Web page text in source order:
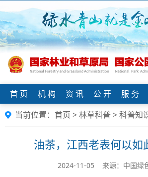
首 页 机 构 资 讯 公 开 服 务
当前位置： 首页 >林草科普>科普知
油茶，江西老表何以如
2024-11-05 来源：中国绿